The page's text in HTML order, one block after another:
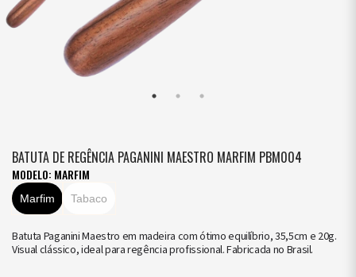
BATUTA DE REGÊNCIA PAGANINI MAESTRO MARFIM PBM004
MODELO: MARFIM
Marfim Tabaco
Batuta Paganini Maestro em madeira com ótimo equilíbrio, 35,5cm e 20g.
Visual clássico, ideal para regência profissional. Fabricada no Brasil.